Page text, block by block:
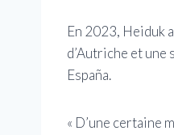
En 2023, Heiduk
d’Autriche et une
España.
« D’une certaine